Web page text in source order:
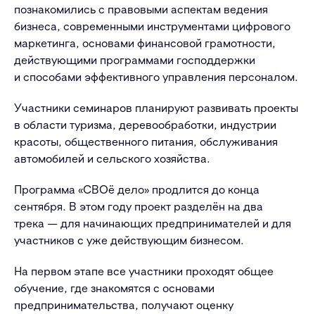
познакомились с правовыми аспектам ведения
бизнеса, современными инструментами цифрового
маркетинга, основами финансовой грамотности,
действующими программами господдержки
и способами эффективного управления персоналом.
Участники семинаров планируют развивать проекты
в области туризма, деревообработки, индустрии
красоты, общественного питания, обслуживания
автомобилей и сельского хозяйства.
Программа «СВОё дело» продлится до конца
сентября. В этом году проект разделён на два
трека — для начинающих предпринимателей и для
участников с уже действующим бизнесом.
На первом этапе все участники проходят общее
обучение, где знакомятся с основами
предпринимательства, получают оценку